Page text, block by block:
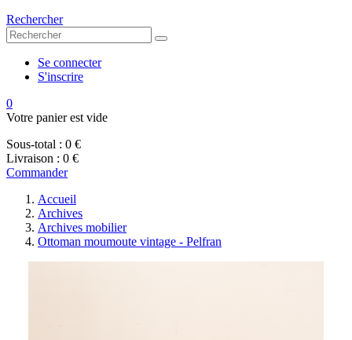
Rechercher
Se connecter
S'inscrire
0
Votre panier est vide
Sous-total : 0 €
Livraison : 0 €
Commander
Accueil
Archives
Archives mobilier
Ottoman moumoute vintage - Pelfran